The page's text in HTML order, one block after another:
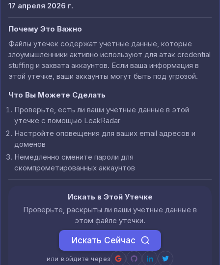
17 апреля 2026 г.
Почему Это Важно
Файлы утечек содержат учетные данные, которые
злоумышленники активно используют для атак credential
stuffing и захвата аккаунтов. Если ваша информация в
этой утечке, ваши аккаунты могут быть под угрозой.
Что Вы Можете Сделать
Проверьте, есть ли ваши учетные данные в этой
утечке с помощью LeakRadar
Настройте оповещения для ваших email адресов и
доменов
Немедленно смените пароли для
скомпрометированных аккаунтов
Искать в Этой Утечке
Проверьте, раскрыты ли ваши учетные данные в
этом файле утечки.
Искать Сейчас
или войдите через